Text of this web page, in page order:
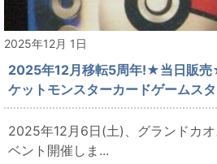
2025年12月 1日
2025年12月移転5周年!★当日販
ケットモンスターカードゲームス
2025年12月6日(土)、グランドカ
ベント開催しま...